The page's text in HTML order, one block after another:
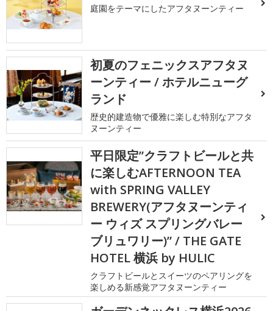
庭園をテーマにしたアフタヌーンティー
初夏のフェニックスアフタヌ
ーンティー / ホテルニューグ
ランド
歴史的建造物で優雅に楽しむ特別なアフタ
ヌーンティー
平日限定”クラフトビールと共
に楽しむAFTERNOON TEA
with SPRING VALLEY
BREWERY(アフタヌーンティ
ー ウィズ スプリングバレー
ブリュワリー)” / THE GATE
HOTEL 横浜 by HULIC
クラフトビールとスイーツのペアリングを
楽しめる新感覚アフタヌーンティー